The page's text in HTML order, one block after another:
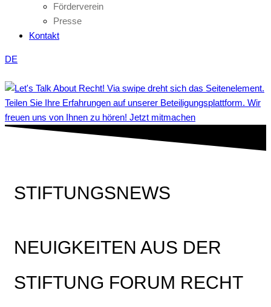
Förderverein
Presse
Kontakt
DE
Teilen Sie Ihre Erfahrungen auf unserer Beteiligungsplattform. Wir
freuen uns von Ihnen zu hören! Jetzt mitmachen
STIFTUNGSNEWS
NEUIGKEITEN AUS DER
STIFTUNG FORUM RECHT